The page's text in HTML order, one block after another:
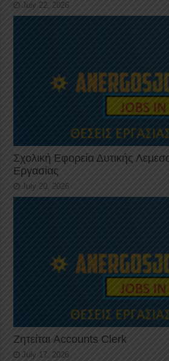
July 22, 2026
Σχολική Εφορεία Δυτικής
Εργασίας
July 20, 2026
Ζητείται Accounts Clerk
July 17, 2026